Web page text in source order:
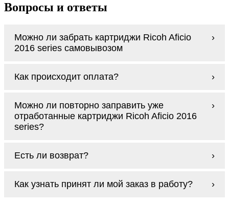
Вопросы и ответы
Можно ли забрать картриджи Ricoh Aficio
2016 series самовывозом
доставим заказ и сделаем это бесплатно
Мы гарантируем цельность упаковки, когда
доставляем Вам картриджи Ricoh Aficio
2016 series
Как происходит оплата?
series наличными курьеру при получении
заказа.
Можно ли повторно заправить уже
отработанные картриджи Ricoh Aficio 2016
series?
процесс проще, в случае с оригиналами
В любом случае вы можете заправить
картриджи Ricoh Aficio 2016 series. У нас
Есть ли возврат?
какой-то причине вам не подошли, мы при
Как узнать принят ли мой заказ в работу?